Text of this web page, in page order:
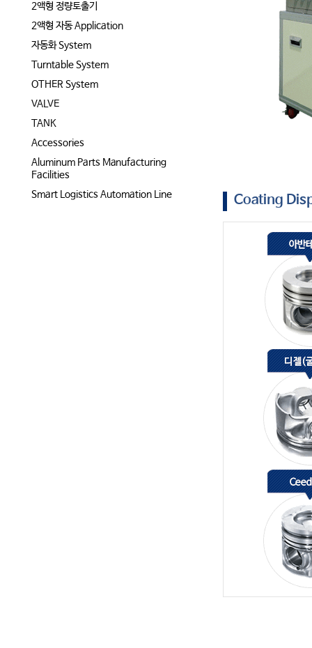
2액형 정량토출기
2액형 자동 Application
자동화 System
Turntable System
OTHER System
VALVE
TANK
Accessories
Aluminum Parts Manufacturing
Facilities
Smart Logistics Automation Line
Coating